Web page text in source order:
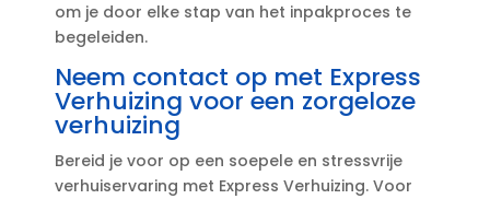
om je door elke stap van het inpakproces te
begeleiden.​
Neem contact op met Express
Verhuizing voor een zorgeloze
verhuizing
Bereid je voor op een soepele en stressvrije
verhuiservaring met Express Verhuizing.​ Voor